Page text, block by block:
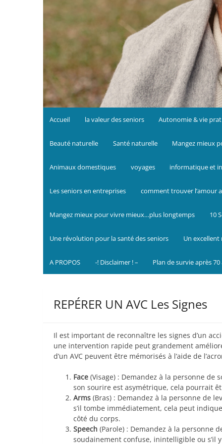
Accueil la valeur des seniors Autonomie & vie
Beauté naturelle Santé naturelle Mangez mieux
Animaux domestiques voyages informatique et
Les seniors en entreprises comment trouver l’amour
Mangez mieux pour vivre mieux…plus longtemps 10
Une révolution pour la santé des seniors Un
A PROPOS -! Disclaimer ! – Plan de survie après
REPÉRER UN AVC Les Signes
Il est important de reconnaître les signes d’un
une intervention rapide peut grandement
d’un AVC peuvent être mémorisés à l’aide de
Face (Visage) : Demandez à la personne de
son sourire est asymétrique, cela pourrait
Arms (Bras) : Demandez à la personne de
s’il tombe immédiatement, cela peut
côté du corps.
Speech (Parole) : Demandez à la personne
soudainement confuse, inintelligible ou s’il